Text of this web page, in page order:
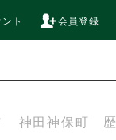
ト 会員登録
神田神保町 歴